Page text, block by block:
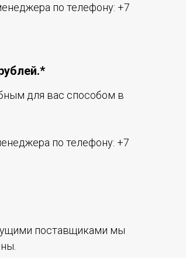
по телефону: +7
для вас способом в
по телефону: +7
поставщиками мы